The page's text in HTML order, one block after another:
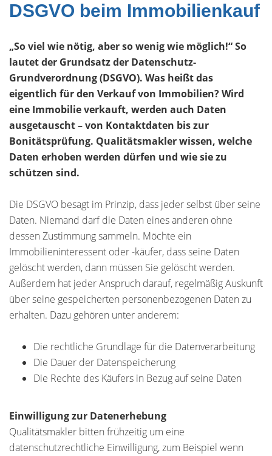
DSGVO beim Immobilienkauf
„So viel wie nötig, aber so wenig wie möglich!“ So
lautet der Grundsatz der Datenschutz-
Grundverordnung (DSGVO). Was heißt das
eigentlich für den Verkauf von Immobilien? Wird
eine Immobilie verkauft, werden auch Daten
ausgetauscht – von Kontaktdaten bis zur
Bonitätsprüfung. Qualitätsmakler wissen, welche
Daten erhoben werden dürfen und wie sie zu
schützen sind.
Die DSGVO besagt im Prinzip, dass jeder selbst über seine
Daten. Niemand darf die Daten eines anderen ohne
dessen Zustimmung sammeln. Möchte ein
Immobilieninteressent oder -käufer, dass seine Daten
gelöscht werden, dann müssen Sie gelöscht werden.
Außerdem hat jeder Anspruch darauf, regelmäßig Auskunft
über seine gespeicherten personenbezogenen Daten zu
erhalten. Dazu gehören unter anderem:
Die rechtliche Grundlage für die Datenverarbeitung
Die Dauer der Datenspeicherung
Die Rechte des Käufers in Bezug auf seine Daten
Einwilligung zur Datenerhebung
Qualitätsmakler bitten frühzeitig um eine
datenschutzrechtliche Einwilligung, zum Beispiel wenn